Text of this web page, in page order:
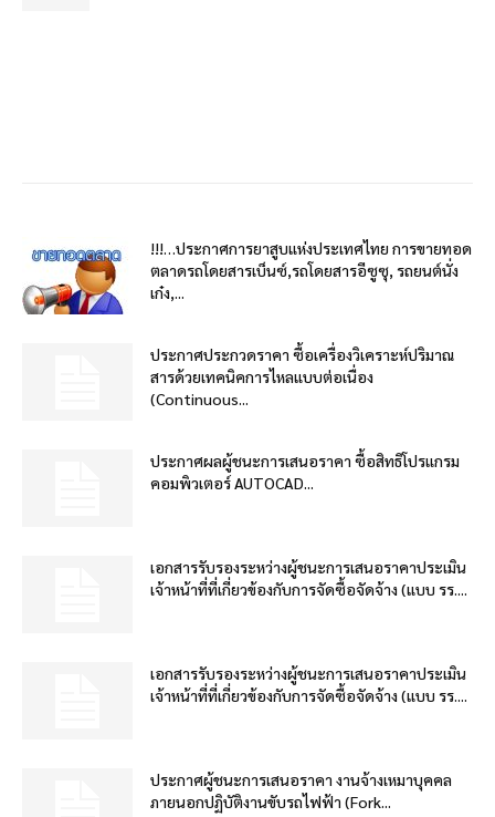
!!!…ประกาศการยาสูบแห่งประเทศไทย การขายทอด
ตลาดรถโดยสารเบ็นซ์,รถโดยสารอีซูซุ, รถยนต์นั่ง
เก๋ง,...
ประกาศประกวดราคา ซื้อเครื่องวิเคราะห์ปริมาณ
สารด้วยเทคนิคการไหลแบบต่อเนื่อง
(Continuous...
ประกาศผลผู้ชนะการเสนอราคา ซื้อสิทธิโปรแกรม
คอมพิวเตอร์ AUTOCAD...
เอกสารรับรองระหว่างผู้ชนะการเสนอราคาประเมิน
เจ้าหน้าที่ที่เกี่ยวข้องกับการจัดซื้อจัดจ้าง (แบบ รร....
เอกสารรับรองระหว่างผู้ชนะการเสนอราคาประเมิน
เจ้าหน้าที่ที่เกี่ยวข้องกับการจัดซื้อจัดจ้าง (แบบ รร....
ประกาศผู้ชนะการเสนอราคา งานจ้างเหมาบุคคล
ภายนอกปฏิบัติงานขับรถไฟฟ้า (Fork...